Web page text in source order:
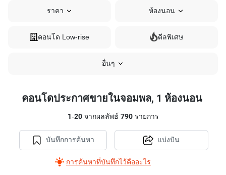
ราคา ห้องนอน
คอนโด Low-rise ดีลพิเศษ
อื่นๆ
คอนโดประกาศขายในจอมพล, 1 ห้องนอน
1-20จากผลลัพธ์ 790รายการ
บันทึกการค้นหา
การค้นหาที่บันทึกไว้คืออะไร
แบ่งปัน